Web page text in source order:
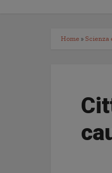
Home » Scienza